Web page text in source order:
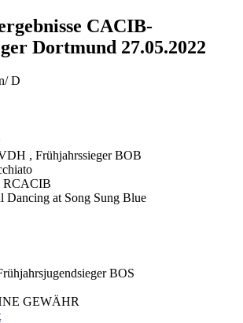
CACIB-
Dortmund 27.05.2022
D
, Frühjahrssieger BOB
RCACIB
Dancing at Song Sung Blue
BOS
GEWÄHR